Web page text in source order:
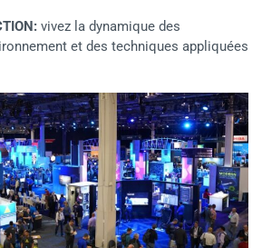
vivez la dynamique des
et des techniques appliquées